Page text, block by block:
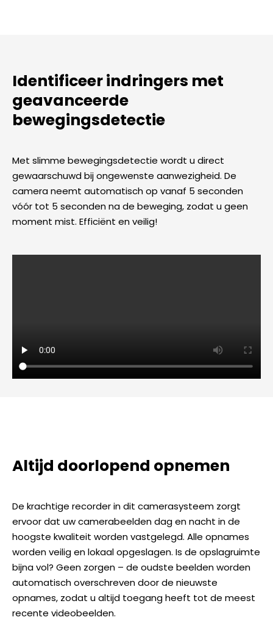
Identificeer indringers met
geavanceerde
bewegingsdetectie
Met slimme bewegingsdetectie wordt u direct
gewaarschuwd bij ongewenste aanwezigheid. De
camera neemt automatisch op vanaf 5 seconden
vóór tot 5 seconden na de beweging, zodat u geen
moment mist. Efficiënt en veilig!
Altijd doorlopend opnemen
De krachtige recorder in dit camerasysteem zorgt
ervoor dat uw camerabeelden dag en nacht in de
hoogste kwaliteit worden vastgelegd. Alle opnames
worden veilig en lokaal opgeslagen. Is de opslagruimte
bijna vol? Geen zorgen – de oudste beelden worden
automatisch overschreven door de nieuwste
opnames, zodat u altijd toegang heeft tot de meest
recente videobeelden.